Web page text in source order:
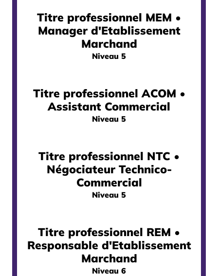
Titre professionnel MEM •
Manager d'Etablissement
Marchand
Niveau 5
Titre professionnel ACOM •
Assistant Commercial
Niveau 5
Titre professionnel NTC •
Négociateur Technico-
Commercial
Niveau 5
Titre professionnel REM •
Responsable d'Etablissement
Marchand
Niveau 6